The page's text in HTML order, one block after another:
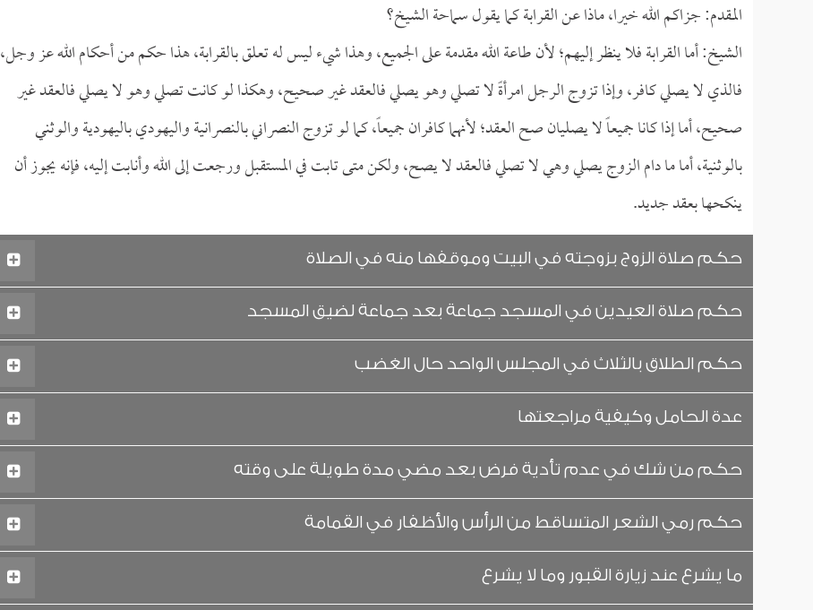
المقدم: جزاكم الله خيرا، ماذا عن القرابة كما يقول سماحة الشيخ؟
الشيخ: أما القرابة فلا ينظر إليهم؛ لأن طاعة الله مقدمة على الجميع، وهذا شيء ليس له تعلق بالقرابة، هذا حكم من أحكام الله عز وجل،
فالذي لا يصلي كافر، وإذا تزوج الرجل امرأةً لا تصلي وهو يصلي فالعقد غير صحيح، وهكذا لو كانت تصلي وهو لا يصلي فالعقد غير
صحيح، أما إذا كانا جميعاً لا يصليان صح العقد؛ لأنهما كافران جميعاً، كما لو تزوج النصراني بالنصرانية واليهودي باليهودية والوثني
بالوثنية، أما ما دام الزوج يصلي وهي لا تصلي فالعقد لا يصح، ولكن متى تابت في المستقبل ورجعت إلى الله وأنابت إليه، فإنه يجوز أن
ينكحها بعقد جديد.
حكم صلاة الزوج بزوجته في البيت وموقفها منه في الصلاة
حكم صلاة العيدين في المسجد جماعة بعد جماعة لضيق المسجد
حكم الطلاق بالثلاث في المجلس الواحد حال الغضب
عدة الحامل وكيفية مراجعتها
حكم من شك في عدم تأدية فرض بعد مضي مدة طويلة على وقته
حكم رمي الشعر المتساقط من الرأس والأظفار في القمامة
ما يشرع عند زيارة القبور وما لا يشرع